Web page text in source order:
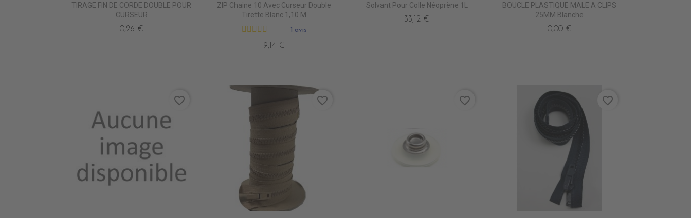
TIRAGE FIN DE CORDE DOUBLE POUR
CURSEUR
0,26 €
ZIP Chaine 10 Avec Curseur Double
Tirette Blanc 1,10 M
1 avis
9,14 €
Solvant Pour Colle Néoprène 1L
33,12 €
BOUCLE PLASTIQUE MALE A CLIPS
25MM Blanche
0,00 €
favorite_border favorite_border favorite_border favorite_border